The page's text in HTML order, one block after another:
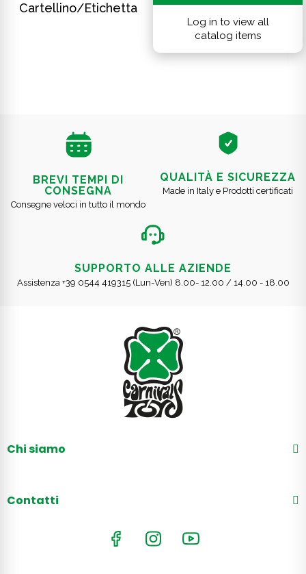
Cartellino/etichetta
Log in to view all
catalog items
BREVI TEMPI DI
CONSEGNA
Consegne veloci in tutto il mondo
QUALITÀ E SICUREZZA
Made in Italy e Prodotti certificati
SUPPORTO ALLE AZIENDE
Assistenza +39 0544 419315 (Lun-Ven) 8.00- 12.00 / 14.00 - 18.00
Chi siamo
Contatti